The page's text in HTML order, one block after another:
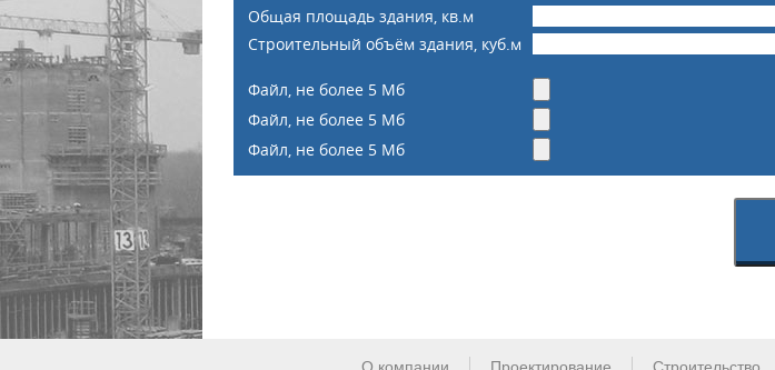
Общая площадь здания, кв.м
Строительный объём здания, куб.м
Файл, не более 5 Мб
Файл, не более 5 Мб
Файл, не более 5 Мб